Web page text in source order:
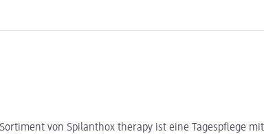
von Spilanthox therapy ist eine Tagespflege